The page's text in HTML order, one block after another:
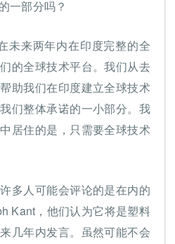
一部分吗？
未来两年内在印度完整的全
的全球技术平台。我们从去
助我们在印度建立全球技术
们整体承诺的一小部分。我
居住的是，只需要全球技术
多人可能会评论的是在内的
Kant，他们认为它将是塑料
几年内发言。虽然可能不会